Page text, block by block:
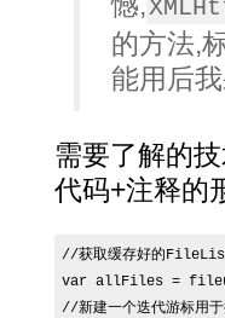
的方法,
能用后
需要了解的
代码+注释的
//获取缓存好的
var allFiles =
//新建一个迭代游标用于